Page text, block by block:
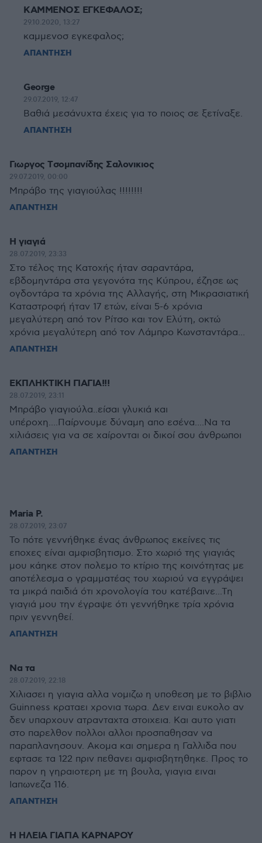
ΚΑΜΜΕΝΟΣ ΕΓΚΕΦΑΛΟΣ;
29.10.2020, 13:27
καμμενοσ εγκεφαλος;
ΑΠΑΝΤΗΣΗ
George
29.07.2019, 12:47
Βαθιά μεσάνυχτα έχεις για το ποιος σε ξετίναξε.
ΑΠΑΝΤΗΣΗ
Γιωργος Tσομπανίδης Σαλονικιος
29.07.2019, 00:00
Μπράβο της γιαγιούλας !!!!!!!!
ΑΠΑΝΤΗΣΗ
Η γιαγιά
28.07.2019, 23:33
Στο τέλος της Κατοχής ήταν σαραντάρα,
εβδομηντάρα στα γεγονότα της Κύπρου, έζησε ως
ογδοντάρα τα χρόνια της Αλλαγής, στη Μικρασιατική
Καταστροφή ήταν 17 ετών, είναι 5-6 χρόνια
μεγαλύτερη από τον Ρίτσο και τον Ελύτη, οκτώ
χρόνια μεγαλύτερη από τον Λάμπρο Κωνσταντάρα...
ΑΠΑΝΤΗΣΗ
ΕΚΠΛΗΚΤΙΚΗ ΓΙΑΓΙΑ!!!
28.07.2019, 23:11
Μπράβο γιαγιούλα..είσαι γλυκιά και
υπέροχη....Παίρνουμε δύναμη απο εσένα....Να τα
χιλιάσεις για να σε χαίρονται οι δικοί σου άνθρωποι
ΑΠΑΝΤΗΣΗ
Maria P.
28.07.2019, 23:07
Το πότε γεννήθηκε ένας άνθρωπος εκείνες τις
εποχες είναι αμφισβητισμο. Στο χωριό της γιαγιάς
μου κάηκε στον πολεμο το κτίριο της κοινότητας με
αποτέλεσμα ο γραμματέας του χωριού να εγγράψει
τα μικρά παιδιά ότι χρονολογία του κατέβαινε...Τη
γιαγιά μου την έγραψε ότι γεννήθηκε τρία χρόνια
πριν γεννηθεί.
ΑΠΑΝΤΗΣΗ
Να τα
28.07.2019, 22:18
Χιλιασει η γιαγια αλλα νομιζω η υποθεση με το βιβλιο
Guinness κραταει χρονια τωρα. Δεν ειναι ευκολο αν
δεν υπαρχουν ατρανταχτα στοιχεια. Και αυτο γιατι
στο παρελθον πολλοι αλλοι προσπαθησαν να
παραπλανησουν. Ακομα και σημερα η Γαλλιδα που
εφτασε τα 122 πριν πεθανει αμφισβητηθηκε. Προς το
παρον η γηραιοτερη με τη βουλα, γιαγια ειναι
Ιαπωνεζα 116.
ΑΠΑΝΤΗΣΗ
Η ΗΛΕΙΑ ΓΙΑΓΙΑ ΚΑΡΝΑΡΟΥ